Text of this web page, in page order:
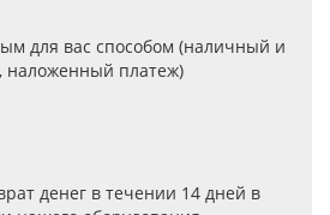
для вас способом (наличный и
наложенный платеж)
денег в течении 14 дней в